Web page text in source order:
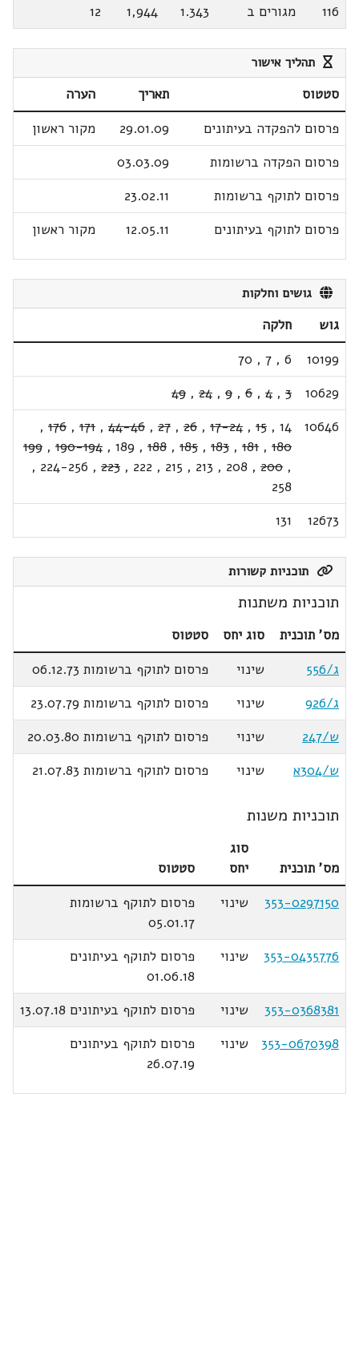
116
מגורים ב 1.343
1,944
12
תהליך אישור
סטטוס תאריך
הערה
פרסום להפקדה בעיתונים
29.01.09
מקור ראשון
פרסום הפקדה ברשומות
03.03.09
פרסום לתוקף ברשומות
23.02.11
פרסום לתוקף בעיתונים
12.05.11 מקור ראשון
גושים וחלקות
גוש
חלקה
10199
6
,
7
,
70
10629
3
,
4
,
6
,
9
,
24
,
49
10646
14
,
15
,
17-24
,
26
,
27
,
44-46
,
171
,
176
,
180
,
181
,
183
,
185
,
188
,
189
,
190-194
,
199
,
200
,
208
,
213
,
215
,
222
,
223
,
224-256
,
258
12673
131
תוכניות קשורות
תוכניות משתנות
מס' תוכנית סוג יחס
סטטוס
ג/556
שינוי
פרסום לתוקף ברשומות 06.12.73
ג/926
שינוי
פרסום לתוקף ברשומות 23.07.79
ש/247
שינוי
פרסום לתוקף ברשומות 20.03.80
ש/304א
שינוי פרסום לתוקף ברשומות 21.07.83
תוכניות משנות
מס' תוכנית
סוג
יחס
סטטוס
353-0297150
שינוי
פרסום לתוקף ברשומות
05.01.17
353-0435776
שינוי
פרסום לתוקף בעיתונים
01.06.18
353-0368381
שינוי
פרסום לתוקף בעיתונים 13.07.18
353-0670398
שינוי
פרסום לתוקף בעיתונים
26.07.19